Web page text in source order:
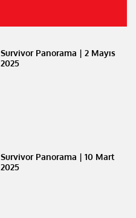
Survivor Panorama | 2 Mayıs
2025
Survivor Panorama | 10 Mart
2025